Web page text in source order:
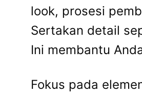
look, prosesi
Sertakan detail
Ini membantu
Fokus pada